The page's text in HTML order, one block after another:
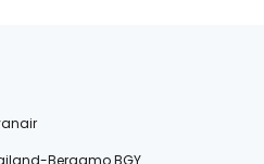
Bergamo BGY